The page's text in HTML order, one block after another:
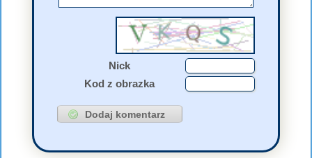
Nick
Kod z obrazka